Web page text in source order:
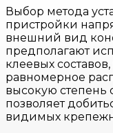
Выбор метода
пристройки
внешний вид
предполагают
клеевых
равномерное
высокую степень
позволяет
видимых